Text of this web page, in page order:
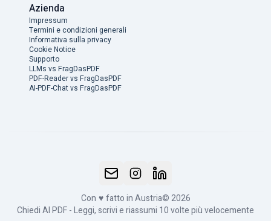
Azienda
Impressum
Termini e condizioni generali
Informativa sulla privacy
Cookie Notice
Supporto
LLMs vs FragDasPDF
PDF-Reader vs FragDasPDF
AI-PDF-Chat vs FragDasPDF
Con ♥ fatto in Austria© 2026
Chiedi Al PDF - Leggi, scrivi e riassumi 10 volte più velocemente